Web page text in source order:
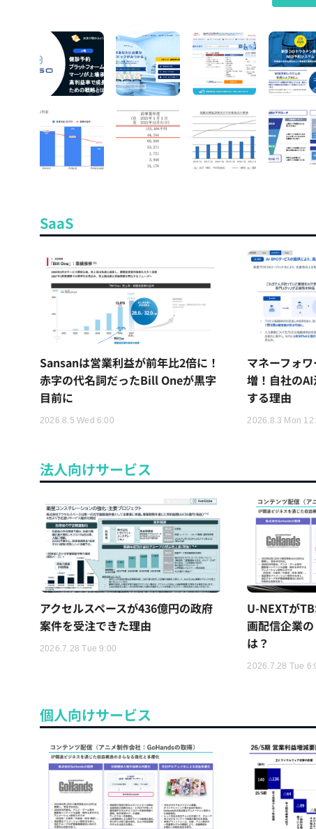
SaaS
Sansanは営業利益が前年比2倍に！
赤字の代名詞だったBill Oneが黒字
目前に
2026.8.5 Wed 6:00
マネーフォ
増！自社の
する理由
2026.8.3 Mon
法人向けサービス
アクセルスペースが436億円の政府
案件を受注できた理由
2026.7.28 Tue 9:00
U-NEXTが
画配信企業
は？
2026.7.28 Tue
個人向けサービス